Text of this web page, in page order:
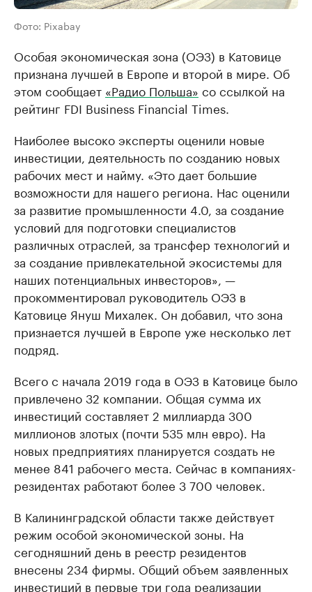
Фото: Pixabay
Особая экономическая зона (ОЭЗ) в Катовице
признана лучшей в Европе и второй в мире. Об
этом сообщает «Радио Польша» со ссылкой на
рейтинг FDI Business Financial Times.
Наиболее высоко эксперты оценили новые
инвестиции, деятельность по созданию новых
рабочих мест и найму. «Это дает большие
возможности для нашего региона. Нас оценили
за развитие промышленности 4.0, за создание
условий для подготовки специалистов
различных отраслей, за трансфер технологий и
за создание привлекательной экосистемы для
наших потенциальных инвесторов», —
прокомментировал руководитель ОЭЗ в
Катовице Януш Михалек. Он добавил, что зона
признается лучшей в Европе уже несколько лет
подряд.
Всего с начала 2019 года в ОЭЗ в Катовице было
привлечено 32 компании. Общая сумма их
инвестиций составляет 2 миллиарда 300
миллионов злотых (почти 535 млн евро). На
новых предприятиях планируется создать не
менее 841 рабочего места. Сейчас в компаниях-
резидентах работают более 3 700 человек.
В Калининградской области также действует
режим особой экономической зоны. На
сегодняшний день в реестр резидентов
внесены 234 фирмы. Общий объем заявленных
инвестиций в первые три года реализации